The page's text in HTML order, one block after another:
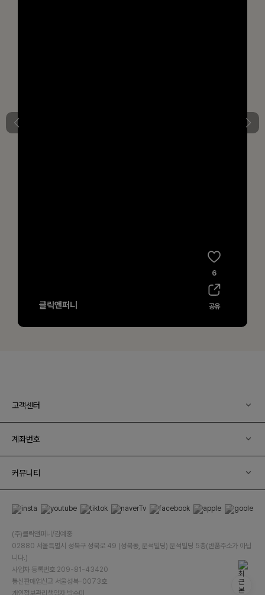
고객센터
계좌번호
커뮤니티
(주)클릭앤퍼니/김예중
02880 서울특별시 성북구 성북로 49 (성북동, 운석빌딩) 운석빌딩 5층(반품주소가 아닙
니다.)
사업자 등록번호 209-81-43420
통신판매업신고 서울성북-0073호
개인정보관리책임자 박수미